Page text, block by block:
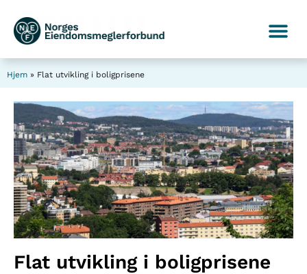
Hjem » Flat utvikling i boligprisene
Flat utvikling i boligprisene